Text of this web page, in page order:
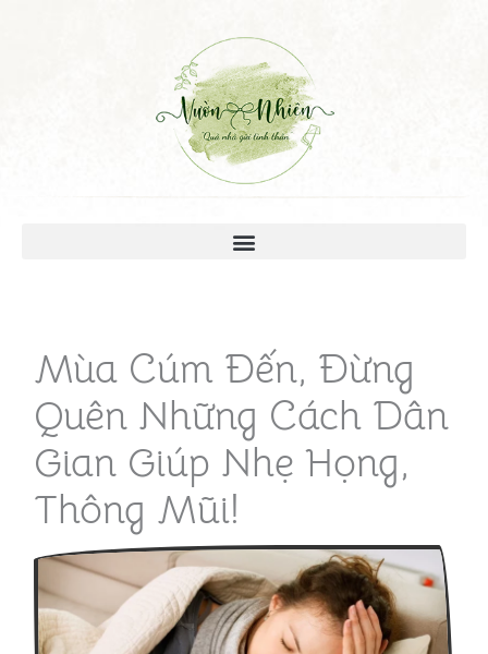
Mùa Cúm Đến, Đừng
Quên Những Cách Dân
Gian Giúp Nhẹ Họng,
Thông Mũi!